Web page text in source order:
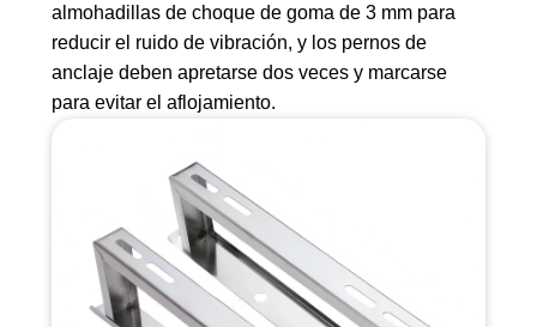
almohadillas de choque de goma de 3 mm para
reducir el ruido de vibración, y los pernos de
anclaje deben apretarse dos veces y marcarse
para evitar el aflojamiento.